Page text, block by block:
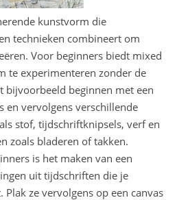
kunstvorm die
technieken combineert om
Voor beginners biedt mixed
te experimenteren zonder de
bijvoorbeeld beginnen met een
en vervolgens verschillende
stof, tijdschriftknipsels, verf en
zoals bladeren of takken.
is het maken van een
uit tijdschriften die je
ze vervolgens op een canvas